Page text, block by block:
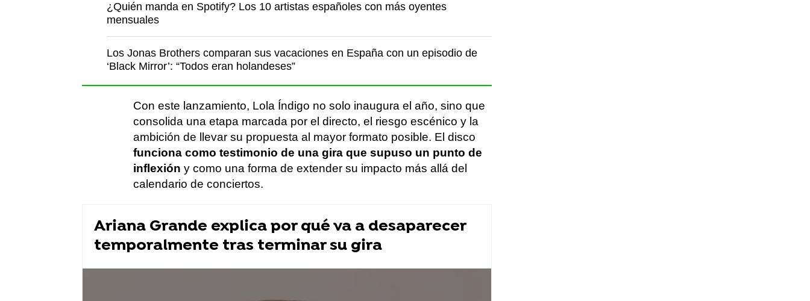
¿Quién manda en Spotify? Los 10 artistas españoles con más oyentes
mensuales
Los Jonas Brothers comparan sus vacaciones en España con un episodio de
‘Black Mirror’: “Todos eran holandeses”
Con este lanzamiento, Lola Índigo no solo inaugura el año, sino que
consolida una etapa marcada por el directo, el riesgo escénico y la
ambición de llevar su propuesta al mayor formato posible. El disco
funciona como testimonio de una gira que supuso un punto de
inflexión y como una forma de extender su impacto más allá del
calendario de conciertos.
Ariana Grande explica por qué va a desaparecer
temporalmente tras terminar su gira